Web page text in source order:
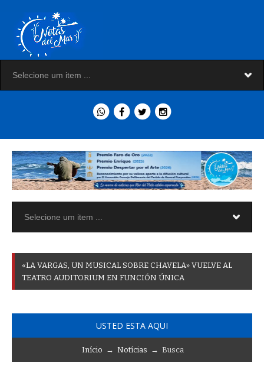
«LA VARGAS UN MUSICAL SOBRE CHAVELA» VUELVE AL
TEATRO AUDITORIUM EN FUNCIÓN ÚNICA
USTED ESTA AQUI
Início → Notícias → Busca